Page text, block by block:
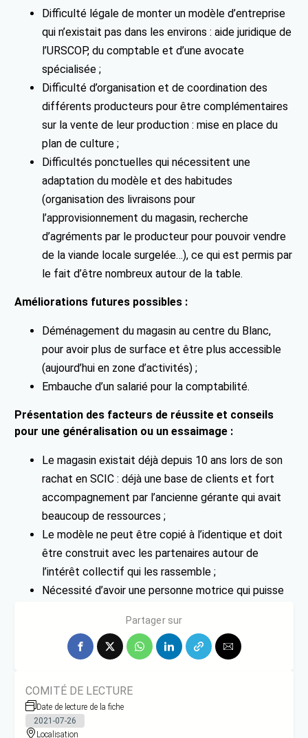
Difficulté légale de monter un modèle d’entreprise
qui n’existait pas dans les environs : aide juridique de
l’URSCOP, du comptable et d’une avocate
spécialisée ;
Difficulté d’organisation et de coordination des
différents producteurs pour être complémentaires
sur la vente de leur production : mise en place du
plan de culture ;
Difficultés ponctuelles qui nécessitent une
adaptation du modèle et des habitudes
(organisation des livraisons pour
l’approvisionnement du magasin, recherche
d’agréments par le producteur pour pouvoir vendre
de la viande locale surgelée…), ce qui est permis par
le fait d’être nombreux autour de la table.
Améliorations futures possibles :
Déménagement du magasin au centre du Blanc,
pour avoir plus de surface et être plus accessible
(aujourd’hui en zone d’activités) ;
Embauche d’un salarié pour la comptabilité.
Présentation des facteurs de réussite et conseils
pour une généralisation ou un essaimage :
Le magasin existait déjà depuis 10 ans lors de son
rachat en SCIC : déjà une base de clients et fort
accompagnement par l’ancienne gérante qui avait
beaucoup de ressources ;
Le modèle ne peut être copié à l’identique et doit
être construit avec les partenaires autour de
l’intérêt collectif qui les rassemble ;
Nécessité d’avoir une personne motrice qui puisse
Partager sur
COMITÉ DE LECTURE
Date de lecture de la fiche
2021-07-26
Localisation